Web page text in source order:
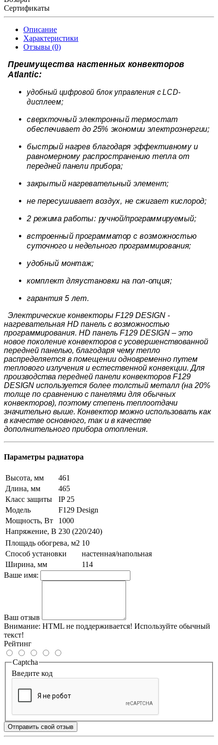
Сертификаты
Описание
Характеристики
Отзывы (0)
Преимущества настенных конвекторов
Atlantic:
удобный цифровой блок управления с LCD-
дисплеем;
сверхточный электронный термостат
обеспечивает до 25% экономии электроэнергии;
быстрый нагрев благодаря эффективному и
равномерному распространению тепла от
передней панели прибора;
закрытый нагревательный элемент;
не пересушивает воздух, не сжигает кислород;
2 режима работы: ручной/программируемый;
встроенный программатор с возможностью
суточного и недельного программирования;
удобный монтаж;
комплект дляустановки на пол-опция;
гарантия 5 лет.
Электрические конвекторы F129 DESIGN -
нагревательная HD панель с возможностью
программирования. HD панель F129 DESIGN – это
новое поколение конвекторов c усовершенствованной
передней панелью, благодаря чему тепло
распределяется в помещении одновременно путем
теплового излучения и естественной конвекции. Для
производства передней панели конвекторов F129
DESIGN используется более толстый металл (на 20%
толще по сравнению с панелями для обычных
конвекторов), поэтому степень теплоотдачи
значительно выше. Конвектор можно использовать как
в качестве основного, так и в качестве
дополнительного прибора отопления.
Параметры радиатора
Высота, мм
461
Длина, мм
465
Класс защиты
IP 25
Модель
F129 Design
Мощность, Вт
1000
Напряжение, В 230 (220/240)
Площадь обогрева, м2 10
Способ установки
настенная/напольная
Ширина, мм
114
Ваше имя:
Ваш отзыв
Внимание: HTML не поддерживается! Используйте обычный
текст!
Рейтинг
Captcha
Введите код
Отправить свой отзыв